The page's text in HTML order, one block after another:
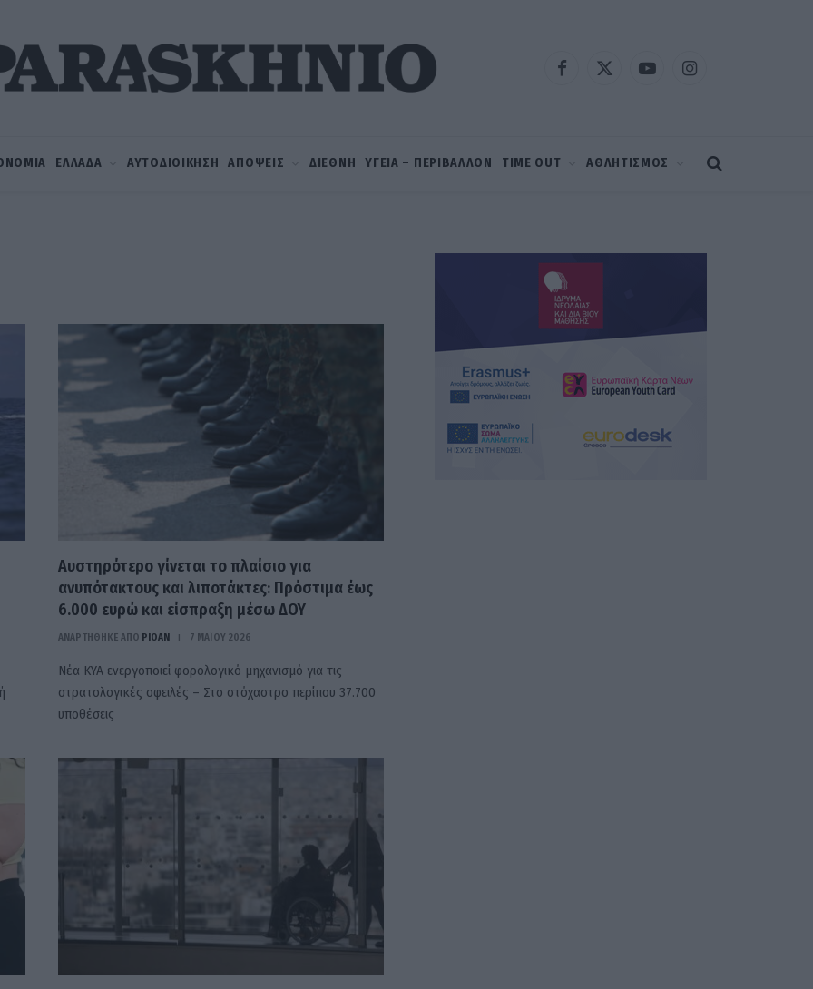
Facebook
X
YouTubeInstagram
ΕΛΛΑΔΑ ΑΥΤΟΔΙΟΙΚΗΣΗ ΑΠΟΨΕΙΣ ΔΙΕΘΝΗ ΥΓΕΙΑ – ΠΕΡΙΒΑΛΛΟΝ TIME OUT ΑΘΛΗΤΙΣΜΟΣ
Αυστηρότερο γίνεται το πλαίσιο για
ανυπότακτους και λιποτάκτες: Πρόστιμα έως
6.000 ευρώ και είσπραξη μέσω ΔΟΥ
ΑΝΑΡΤΗΘΗΚΕ ΑΠΟ PIOAN 7 ΜΑΪ́ΟΥ 2026
Νέα ΚΥΑ ενεργοποιεί φορολογικό μηχανισμό για τις
στρατολογικές οφειλές – Στο στόχαστρο περίπου 37.700
υποθέσεις